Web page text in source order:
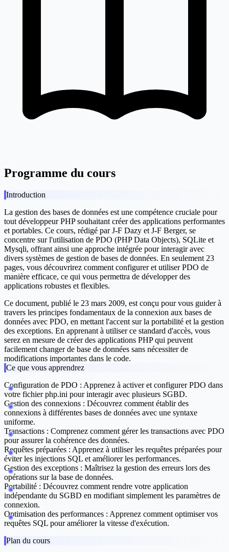
Programme du cours
Introduction
La gestion des bases de données est une compétence cruciale pour
tout développeur PHP souhaitant créer des applications performantes
et portables. Ce cours, rédigé par J-F Dazy et J-F Berger, se
concentre sur l'utilisation de PDO (PHP Data Objects), SQLite et
Mysqli, offrant ainsi une approche intégrée pour interagir avec
divers systèmes de gestion de bases de données. En seulement 23
pages, vous découvrirez comment configurer et utiliser PDO de
manière efficace, ce qui vous permettra de développer des
applications robustes et flexibles.
Ce document, publié le 23 mars 2009, est conçu pour vous guider à
travers les principes fondamentaux de la connexion aux bases de
données avec PDO, en mettant l'accent sur la portabilité et la gestion
des exceptions. En apprenant à utiliser ce standard d'accès, vous
serez en mesure de créer des applications PHP qui peuvent
facilement changer de base de données sans nécessiter de
modifications importantes dans le code.
Ce que vous apprendrez
Configuration de PDO : Apprenez à activer et configurer PDO dans
votre fichier php.ini pour interagir avec plusieurs SGBD.
Gestion des connexions : Découvrez comment établir des
connexions à différentes bases de données avec une syntaxe
uniforme.
Transactions : Comprenez comment gérer les transactions avec PDO
pour assurer la cohérence des données.
Requêtes préparées : Apprenez à utiliser les requêtes préparées pour
éviter les injections SQL et améliorer les performances.
Gestion des exceptions : Maîtrisez la gestion des erreurs lors des
opérations sur la base de données.
Portabilité : Découvrez comment rendre votre application
indépendante du SGBD en modifiant simplement les paramètres de
connexion.
Optimisation des performances : Apprenez comment optimiser vos
requêtes SQL pour améliorer la vitesse d'exécution.
Plan du cours